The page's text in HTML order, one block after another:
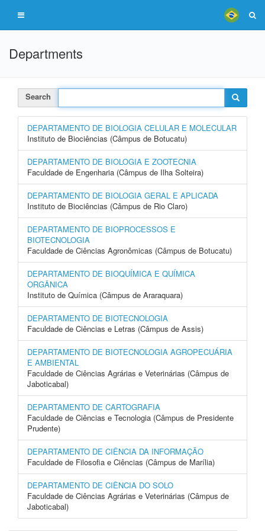
Departments
Search
DEPARTAMENTO DE BIOLOGIA CELULAR E MOLECULAR
Instituto de Biociências (Câmpus de Botucatu)
DEPARTAMENTO DE BIOLOGIA E ZOOTECNIA
Faculdade de Engenharia (Câmpus de Ilha Solteira)
DEPARTAMENTO DE BIOLOGIA GERAL E APLICADA
Instituto de Biociências (Câmpus de Rio Claro)
DEPARTAMENTO DE BIOPROCESSOS E
BIOTECNOLOGIA
Faculdade de Ciências Agronômicas (Câmpus de Botucatu)
DEPARTAMENTO DE BIOQUÍMICA E QUÍMICA
ORGÂNICA
Instituto de Química (Câmpus de Araraquara)
DEPARTAMENTO DE BIOTECNOLOGIA
Faculdade de Ciências e Letras (Câmpus de Assis)
DEPARTAMENTO DE BIOTECNOLOGIA AGROPECUÁRIA
E AMBIENTAL
Faculdade de Ciências Agrárias e Veterinárias (Câmpus de
Jaboticabal)
DEPARTAMENTO DE CARTOGRAFIA
Faculdade de Ciências e Tecnologia (Câmpus de Presidente
Prudente)
DEPARTAMENTO DE CIÊNCIA DA INFORMAÇÃO
Faculdade de Filosofia e Ciências (Câmpus de Marília)
DEPARTAMENTO DE CIÊNCIA DO SOLO
Faculdade de Ciências Agrárias e Veterinárias (Câmpus de
Jaboticabal)